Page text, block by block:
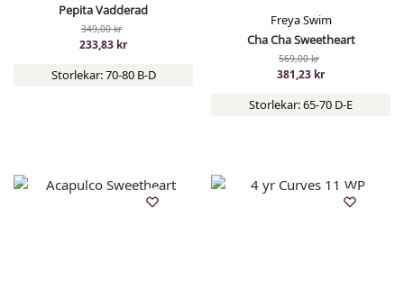
Pepita Vadderad
349,00kr
233,83 kr
Storlekar: 70-80 B-D
Freya Swim
Cha Cha Sweetheart
569,00kr
381,23 kr
Storlekar: 65-70 D-E